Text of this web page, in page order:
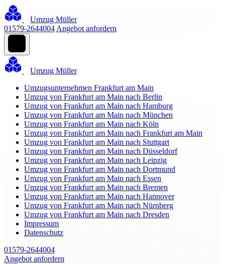
Umzug Müller
01579-2644004 Angebot anfordern
Umzug Müller
Umzugsunternehmen Frankfurt am Main
Umzug von Frankfurt am Main nach Berlin
Umzug von Frankfurt am Main nach Hamburg
Umzug von Frankfurt am Main nach München
Umzug von Frankfurt am Main nach Köln
Umzug von Frankfurt am Main nach Frankfurt am Main
Umzug von Frankfurt am Main nach Stuttgart
Umzug von Frankfurt am Main nach Düsseldorf
Umzug von Frankfurt am Main nach Leipzig
Umzug von Frankfurt am Main nach Dortmund
Umzug von Frankfurt am Main nach Essen
Umzug von Frankfurt am Main nach Bremen
Umzug von Frankfurt am Main nach Hannover
Umzug von Frankfurt am Main nach Nürnberg
Umzug von Frankfurt am Main nach Dresden
Impressum
Datenschutz
01579-2644004
Angebot anfordern